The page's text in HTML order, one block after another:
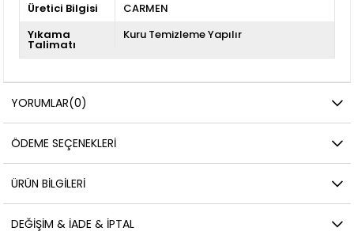
Üretici Bilgisi
CARMEN
Yıkama
Talimatı
Kuru Temizleme Yapılır
YORUMLAR(0)
ÖDEME SEÇENEKLERI
ÜRÜN BILGILERI
DEĞIŞIM & İADE & İPTAL